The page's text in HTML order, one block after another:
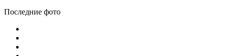
Последние фото